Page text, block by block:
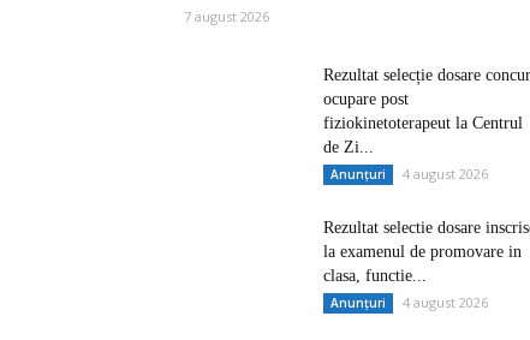
7 august 2026
Rezultat selecție dosare
ocupare post
fiziokinetoterapeut la Centrul
de Zi...
Anunțuri 4 august 2026
Rezultat selectie dosare
la examenul de promovare in
clasa, functie...
Anunțuri 4 august 2026